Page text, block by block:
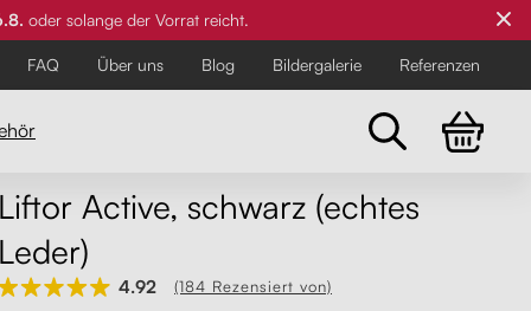
oder solange der Vorrat reicht.
FAQ Über uns Blog Bildergalerie Referenzen
Liftor Active, schwarz (echtes
Leder)
4.92 (184 Rezensiert von)